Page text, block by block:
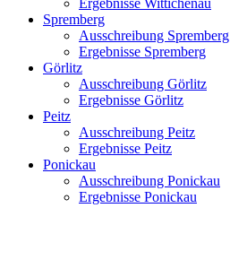
Spremberg
Ausschreibung Spremberg
Ergebnisse Spremberg
Görlitz
Ausschreibung Görlitz
Ergebnisse Görlitz
Peitz
Ausschreibung Peitz
Ergebnisse Peitz
Ponickau
Ausschreibung Ponickau
Ergebnisse Ponickau